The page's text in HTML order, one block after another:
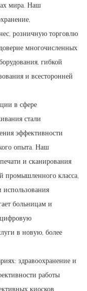
мира. Наш
розничную торговлю
многочисленных
гибкой
и всесторонней
в сфере
стали
эффективности
опыта. Наш
и сканирования
промышленного класса,
больницам и
в новую, более